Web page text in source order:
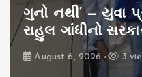
ગુનો નથી’ — યુવા
રાહુલ ગાંધીનો
August 6, 2026 3